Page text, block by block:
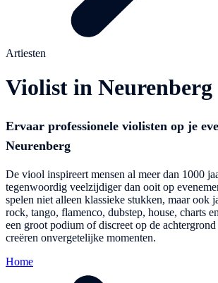
Artiesten
Violist in Neurenberg
Ervaar professionele violisten op je
Neurenberg
De viool inspireert mensen al meer dan 1000
tegenwoordig veelzijdiger dan ooit op
spelen niet alleen klassieke stukken, maar ook
rock, tango, flamenco, dubstep, house, charts
een groot podium of discreet op de
creëren onvergetelijke momenten.
Home